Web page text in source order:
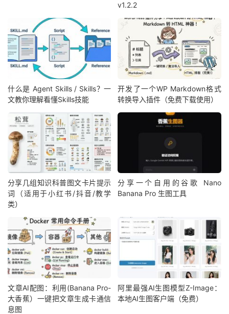
v1.2.2
什么是 Agent Skills / Skills？一
文教你理解看懂Skills技能
开发了一个WP Markdown格式
转换导入插件（免费下载使用）
分享几组知识科普图文卡片提示
词（适用于小红书/抖音/教学
类）
分享一个自用的谷歌 Nano
Banana Pro 生图工具
文章AI配图：利用(Banana Pro-
大香蕉）一键把文章生成卡通信
息图
阿里最强AI生图模型Z-Image：
本地AI生图客户端（免费）